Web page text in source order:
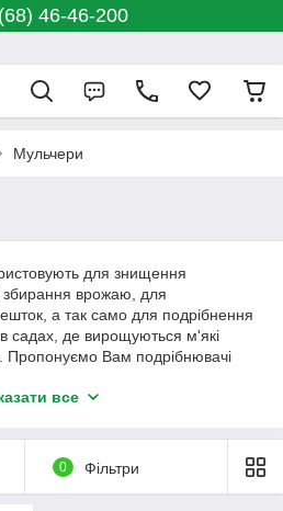
46-46-200
Мульчери
для знищення
збирання врожаю, для
а так само для подрібнення
в садах, де вирощуються м'які
Пропонуємо Вам подрібнювачі
і запчастини.
все
0 Фільтри